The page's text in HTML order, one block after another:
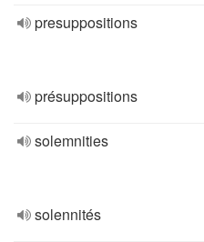
presuppositions
présuppositions
solemnities
solennités